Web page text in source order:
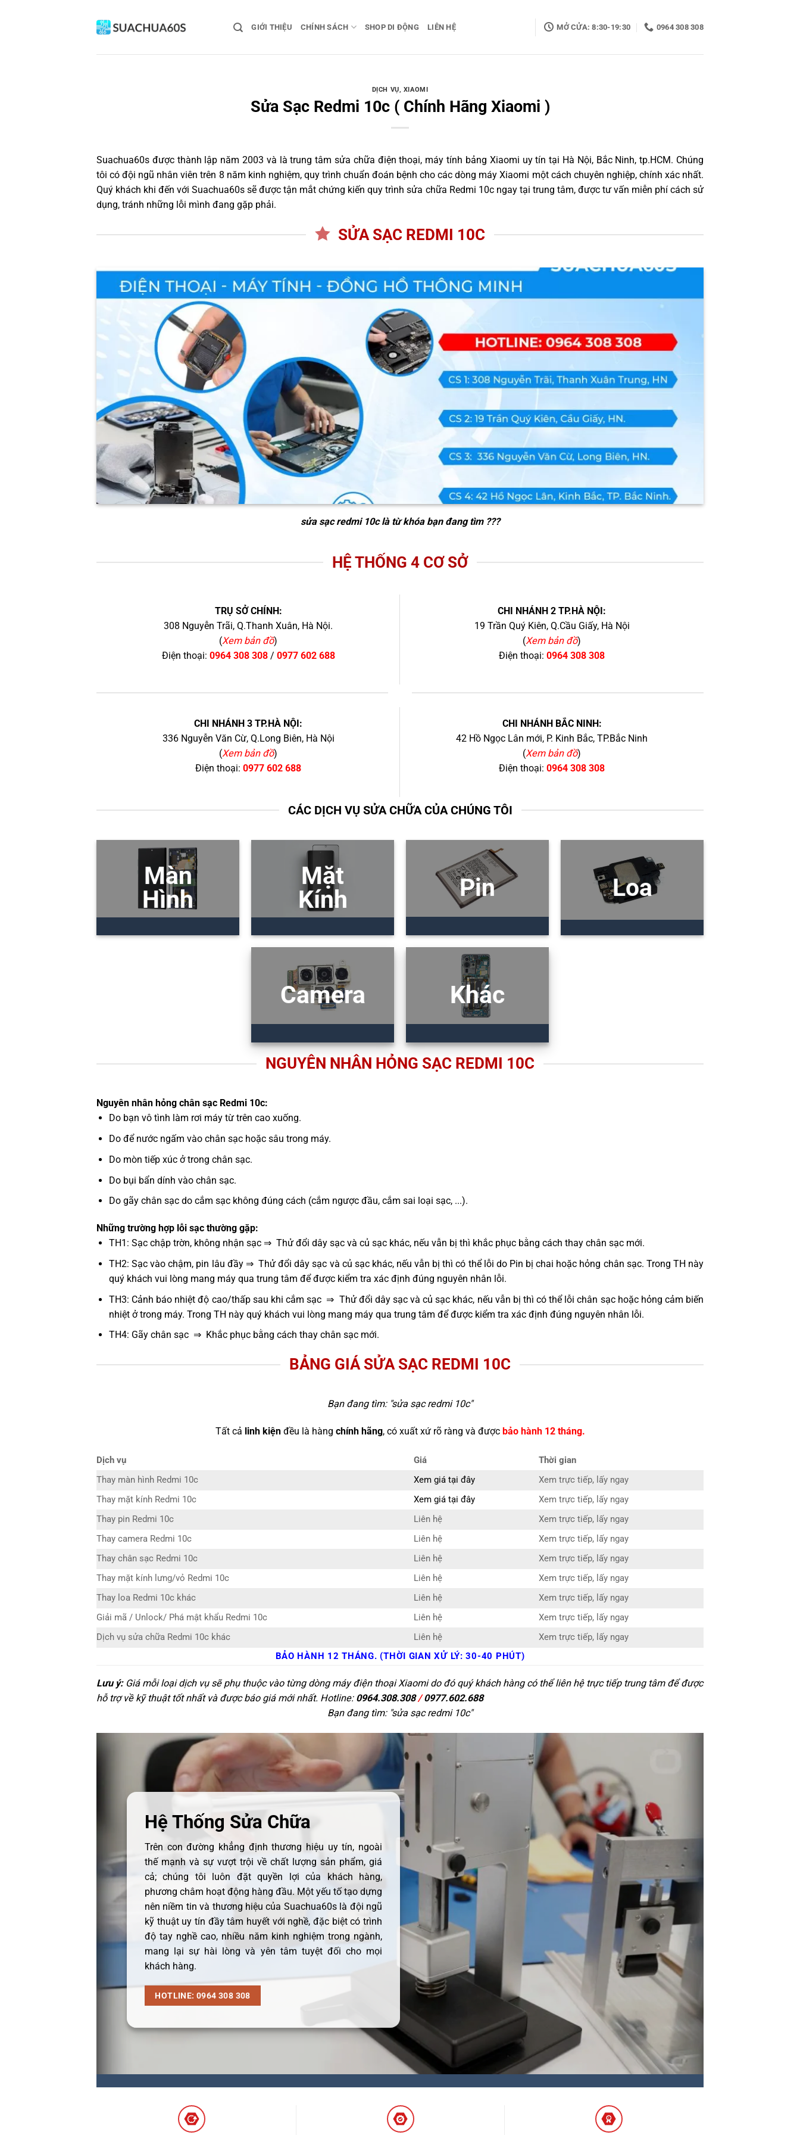
GIỚI THIỆU CHÍNH SÁCH SHOP DI ĐỘNG LIÊN HỆ MỞ CỬA: 8:30-19:30 0964 308 308
DỊCH VỤ, XIAOMI
Sửa Sạc Redmi 10c ( Chính Hãng Xiaomi )
Suachua60s được thành lập năm 2003 và là trung tâm sửa chữa điện thoại, máy tính bảng Xiaomi uy tín tại Hà Nội, Bắc Ninh, tp.HCM. Chúng
tôi có đội ngũ nhân viên trên 8 năm kinh nghiệm, quy trình chuẩn đoán bệnh cho các dòng máy Xiaomi một cách chuyên nghiệp, chính xác nhất.
Quý khách khi đến với Suachua60s sẽ được tận mắt chứng kiến quy trình sửa chữa Redmi 10c ngay tại trung tâm, được tư vấn miễn phí cách sử
dụng, tránh những lỗi mình đang gặp phải.
SỬA SẠC REDMI 10C
sửa sạc redmi 10clà từ khóa bạn đang tìm ???
HỆ THỐNG 4 CƠ SỞ
TRỤ SỞ CHÍNH:
308 Nguyễn Trãi, Q.Thanh Xuân, Hà Nội.
(Xem bản đồ)
Điện thoại: 0964 308 308/ 0977 602 688
CHI NHÁNH 2 TP.HÀ NỘI:
19 Trần Quý Kiên, Q.Cầu Giấy, Hà Nội
(Xem bản đồ)
Điện thoại: 0964 308 308
CHI NHÁNH 3 TP.HÀ NỘI:
336 Nguyễn Văn Cừ, Q.Long Biên, Hà Nội
(Xem bản đồ)
Điện thoại: 0977 602 688
CHI NHÁNH BẮC NINH:
42 Hồ Ngọc Lân mới, P. Kinh Bắc, TP.Bắc Ninh
(Xem bản đồ)
Điện thoại: 0964 308 308
CÁC DỊCH VỤ SỬA CHỮA CỦA CHÚNG TÔI
Màn
Hình
Mặt
Kính
Pin Loa
Camera Khác
NGUYÊN NHÂN HỎNG SẠC REDMI 10C
Nguyên nhân hỏng chân sạc Redmi 10c:
Do bạn vô tình làm rơi máy từ trên cao xuống.
Do để nước ngấm vào chân sạc hoặc sâu trong máy.
Do mòn tiếp xúc ở trong chân sạc.
Do bụi bẩn dính vào chân sạc.
Do gãy chân sạc do cắm sạc không đúng cách (cắm ngược đầu, cắm sai loại sạc, ...).
Những trường hợp lỗi sạc thường gặp:
TH1: Sạc chập trờn, không nhận sạc ⇒ Thử đổi dây sạc và củ sạc khác, nếu vẫn bị thì khắc phục bằng cách thay chân sạc mới.
TH2: Sạc vào chậm, pin lâu đầy ⇒ Thử đổi dây sạc và củ sạc khác, nếu vẫn bị thì có thể lỗi do Pin bị chai hoặc hỏng chân sạc. Trong TH này
quý khách vui lòng mang máy qua trung tâm để được kiểm tra xác định đúng nguyên nhân lỗi.
TH3: Cảnh báo nhiệt độ cao/thấp sau khi cắm sạc ⇒ Thử đổi dây sạc và củ sạc khác, nếu vẫn bị thì có thể lỗi chân sạc hoặc hỏng cảm biến
nhiệt ở trong máy. Trong TH này quý khách vui lòng mang máy qua trung tâm để được kiểm tra xác định đúng nguyên nhân lỗi.
TH4: Gãy chân sạc ⇒ Khắc phục bằng cách thay chân sạc mới.
BẢNG GIÁ SỬA SẠC REDMI 10C
Bạn đang tìm: "sửa sạc redmi 10c"
Tất cả linh kiệnđều là hàng chính hãng, có xuất xứ rõ ràng và được bảo hành 12 tháng.
Dịch vụ Giá
Thời gian
Thay màn hình Redmi 10c
Xem giá tại đây
Xem trực tiếp, lấy ngay
Thay mặt kính Redmi 10c
Xem giá tại đây
Xem trực tiếp, lấy ngay
Thay pin Redmi 10c
Liên hệ
Xem trực tiếp, lấy ngay
Thay camera Redmi 10c
Liên hệ
Xem trực tiếp, lấy ngay
Thay chân sạc Redmi 10c
Liên hệ
Xem trực tiếp, lấy ngay
Thay mặt kính lưng/vỏ Redmi 10c
Liên hệ
Xem trực tiếp, lấy ngay
Thay loa Redmi 10c khác
Liên hệ
Xem trực tiếp, lấy ngay
Giải mã / Unlock/ Phá mật khẩu Redmi 10c
Liên hệ
Xem trực tiếp, lấy ngay
Dịch vụ sửa chữa Redmi 10c khác
Liên hệ
Xem trực tiếp, lấy ngay
BẢO HÀNH 12 THÁNG. (THỜI GIAN XỬ LÝ: 30-40 PHÚT)
Lưu ý:Giá mỗi loại dịch vụ sẽ phụ thuộc vào từng dòng máy điện thoại Xiaomi do đó quý khách hàng có thể liên hệ trực tiếp trung tâm để được
hỗ trợ về kỹ thuật tốt nhất và được báo giá mới nhất. Hotline: 0964.308.308/0977.602.688
Bạn đang tìm: "sửa sạc redmi 10c"
Hệ Thống Sửa Chữa
Trên con đường khẳng định thương hiệu uy tín, ngoài
thế mạnh và sự vượt trội về chất lượng sản phẩm, giá
cả; chúng tôi luôn đặt quyền lợi của khách hàng,
phương châm hoạt động hàng đầu. Một yếu tố tạo dựng
nên niềm tin và thương hiệu của Suachua60s là đội ngũ
kỹ thuật uy tín đầy tâm huyết với nghề, đặc biệt có trình
độ tay nghề cao, nhiều năm kinh nghiệm trong ngành,
mang lại sự hài lòng và yên tâm tuyệt đối cho mọi
khách hàng.
HOTLINE: 0964 308 308